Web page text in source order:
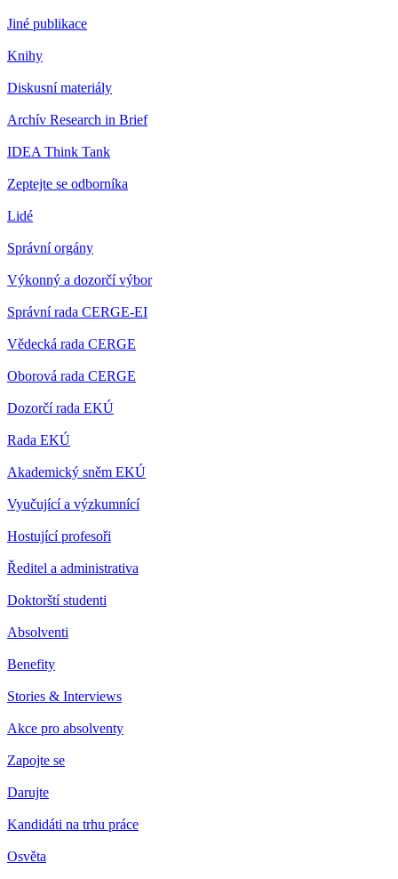
Jiné publikace
Knihy
Diskusní materiály
Archív Research in Brief
IDEA Think Tank
Zeptejte se odborníka
Lidé
Správní orgány
Výkonný a dozorčí výbor
Správní rada CERGE-EI
Vědecká rada CERGE
Oborová rada CERGE
Dozorčí rada EKÚ
Rada EKÚ
Akademický sněm EKÚ
Vyučující a výzkumnící
Hostující profesoři
Ředitel a administrativa
Doktorští studenti
Absolventi
Benefity
Stories & Interviews
Akce pro absolventy
Zapojte se
Darujte
Kandidáti na trhu práce
Osvěta